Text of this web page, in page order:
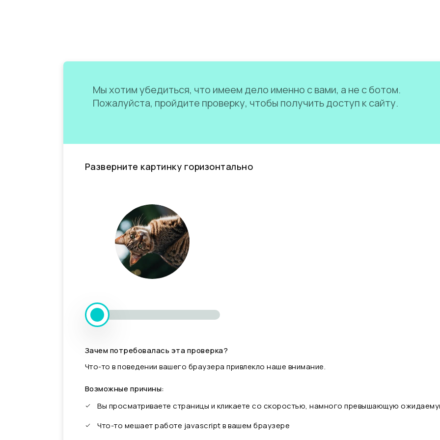
Мы хотим убедиться, что имеем дело именно с вами, а не с ботом.
Пожалуйста, пройдите проверку, чтобы получить доступ к сайту.
Разверните картинку горизонтально
Зачем потребовалась эта проверка?
Что-то в поведении вашего браузера привлекло наше внимание.
Возможные причины:
Вы просматриваете страницы и кликаете со скоростью, намного превышающую
Что-то мешает работе javascript в вашем браузере